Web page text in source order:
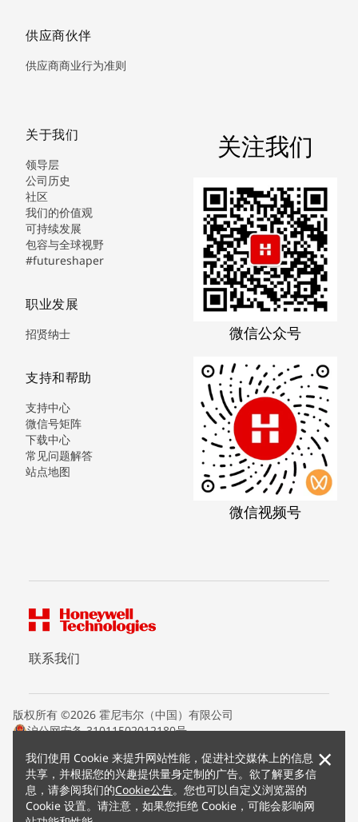
我们使用 Cookie 来提升网站性能，促进社交媒体上的信息
共享，并根据您的兴趣提供量身定制的广告。欲了解更多信
息，请参阅我们的Cookie公告。您也可以自定义浏览器的
Cookie 设置。请注意，如果您拒绝 Cookie，可能会影响网
×
供应商伙伴
供应商商业行为准则
关于我们
领导层
公司历史
社区
我们的价值观
可持续发展
包容与全球视野
#futureshaper
职业发展
招贤纳士
支持和帮助
支持中心
微信号矩阵
下载中心
常见问题解答
站点地图
关注我们
微信公众号
微信视频号
联系我们
版权所有 ©2026 霍尼韦尔（中国）有限公司
沪公网安备 31011502012180号
条款条约
隐私声明
您的隐私选项
霍尼韦尔科技Cookie通知